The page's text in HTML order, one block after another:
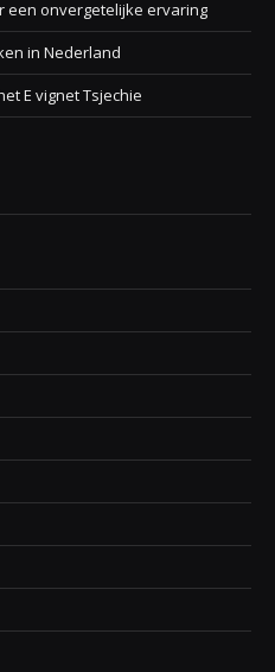
een onvergetelijke ervaring
in Nederland
E vignet Tsjechie